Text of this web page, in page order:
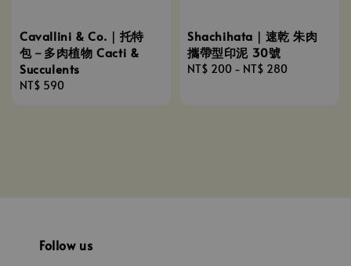
Cavallini & Co.｜托特
包－多肉植物 Cacti &
Succulents
Regular
NT$ 590
Shachihata｜速乾 朱肉
攜帶型印泥 30號
Regular
NT$ 200 - NT$ 280
Follow us